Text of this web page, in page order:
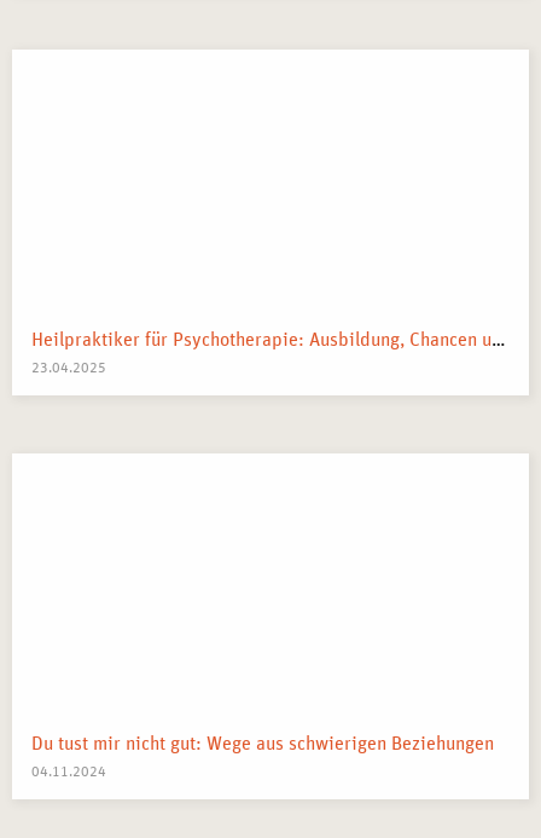
Heilpraktiker für Psychotherapie: Ausbildung, Chancen und dein Weg zum Traumberuf
23.04.2025
Du tust mir nicht gut: Wege aus schwierigen Beziehungen
04.11.2024